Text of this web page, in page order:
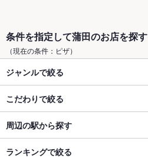
条件を指定して蒲田のお店を探す
（現在の条件：ピザ）
ジャンルで絞る
こだわりで絞る
周辺の駅から探す
ランキングで絞る